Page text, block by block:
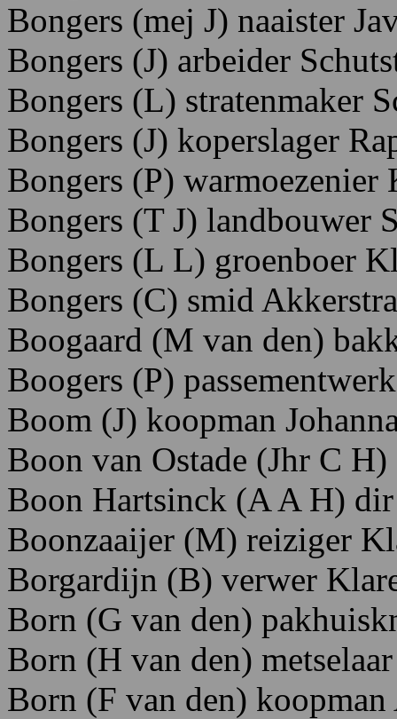
Bongers (mej J) naaister
Bongers (J) arbeider
Bongers (L) stratenmaker
Bongers (J) koperslager
Bongers (P) warmoezenier
Bongers (T J) landbouwer
Bongers (L L) groenboer
Bongers (C) smid
Boogaard (M van den)
Boogers (P)
Boom (J) koopman
Boon van Ostade (Jhr C
Boon Hartsinck (A A H)
Boonzaaijer (M) reiziger
Borgardijn (B) verwer K
Born (G van den)
Born (H van den)
Born (F van den) koopman